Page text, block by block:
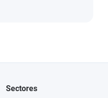
Sectores